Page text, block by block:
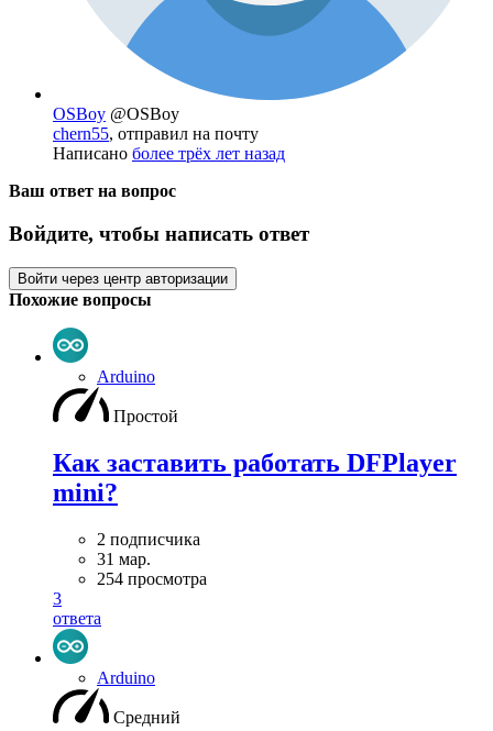
OSBoy @OSBoy
chern55, отправил на почту
Написано более трёх лет назад
Ваш ответ на вопрос
Войдите, чтобы написать ответ
Войти через центр авторизации
Похожие вопросы
Arduino
Простой
Как заставить работать DFPlayer
mini?
2 подписчика
31 мар.
254 просмотра
3
ответа
Arduino
Средний